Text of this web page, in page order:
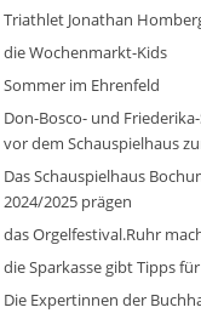
Triathlet Jonathan
die Wochenmarkt-Kids
Sommer im Ehrenfeld
Don-Bosco- und
vor dem Schauspielhaus
Das Schauspielhaus
2024/2025 prägen
das Orgelfestival.Ruhr
die Sparkasse gibt Tipps
Die Expertinnen der